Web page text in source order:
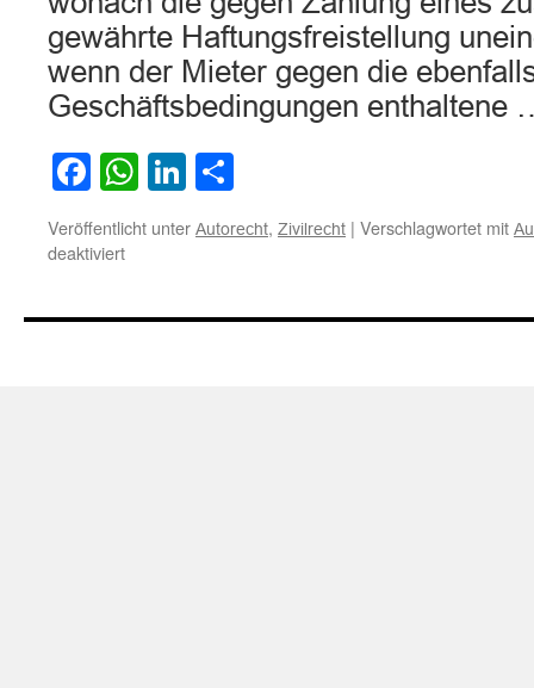
gewährte Haftungsfreistellung
wenn der Mieter gegen die
Geschäftsbedingungen
Facebook
WhatsApp
LinkedIn
Veröffentlicht unter Autorecht, Zivilrecht | Verschlagwortet mit
deaktiviertfür
von